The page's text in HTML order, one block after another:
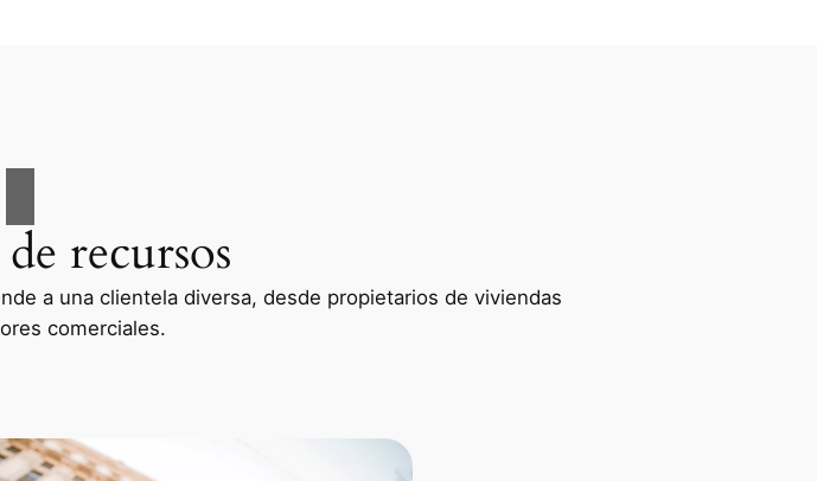
recursos
a una clientela diversa, desde propietarios de viviendas
comerciales.